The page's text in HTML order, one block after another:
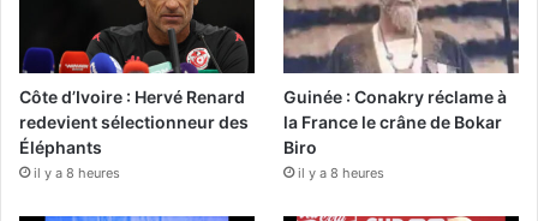
Côte d’Ivoire : Hervé Renard
redevient sélectionneur des
Éléphants
il y a 8 heures
Guinée : Conakry réclame à
la France le crâne de Bokar
Biro
il y a 8 heures